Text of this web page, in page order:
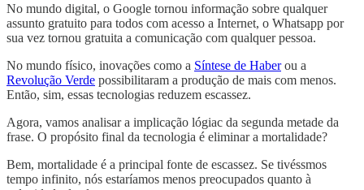
No mundo digital, o Google tornou informação sobre qualquer
assunto gratuito para todos com acesso a Internet, o Whatsapp por
sua vez tornou gratuita a comunicação com qualquer pessoa.
No mundo físico, inovações como a Síntese de Haberou a
Revolução Verde possibilitaram a produção de mais com menos.
Então, sim, essas tecnologias reduzem escassez.
Agora, vamos analisar a implicação lógiac da segunda metade da
frase. O propósito final da tecnologia é eliminar a mortalidade?
Bem, mortalidade é a principal fonte de escassez. Se tivéssmos
tempo infinito, nós estaríamos menos preocupados quanto à